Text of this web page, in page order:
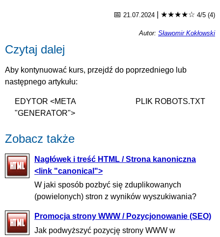
📅 21.07.2024 ★★★★☆ 4/5 (4)
Autor: Sławomir Kokłowski
Czytaj dalej
Aby kontynuować kurs, przejdź do poprzedniego lub
następnego artykułu:
EDYTOR <META
"GENERATOR">
PLIK ROBOTS.TXT
Zobacz także
Nagłówek i treść HTML / Strona kanoniczna
<link "canonical">
W jaki sposób pozbyć się zduplikowanych
(powielonych) stron z wyników wyszukiwania?
Promocja strony WWW / Pozycjonowanie (SEO)
Jak podwyższyć pozycję strony WWW w